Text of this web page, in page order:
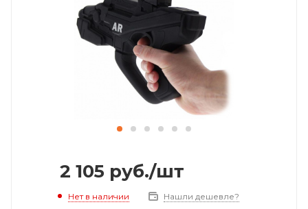
2 105 руб./шт
Нет в наличии Нашли дешевле?